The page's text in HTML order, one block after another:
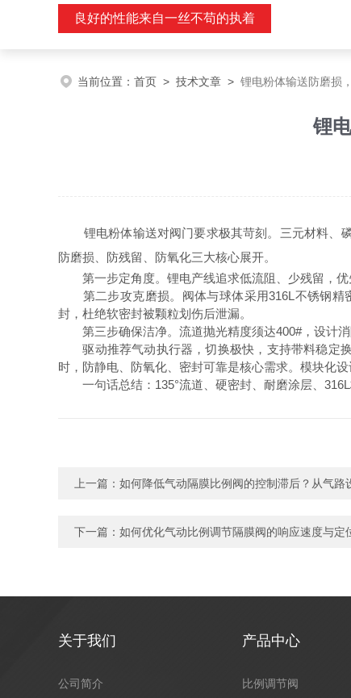
良好的性能来自一丝不苟的执着
当前位置： 首页 > 技术文章 > 锂电粉体输送防磨损
锂
锂电粉体输送对阀门要求极其苛刻。三元材料、
防磨损、防残留、防氧化三大核心展开。
第一步定角度。锂电产线追求低流阻、少残留，优
第二步攻克磨损。阀体与球体采用316L不锈钢精
封，杜绝软密封被颗粒划伤后泄漏。
第三步确保洁净。流道抛光精度须达400#，设计消
驱动推荐气动执行器，切换极快，支持带料稳定换
时，防静电、防氧化、密封可靠是核心需求。模块化
一句话总结：135°流道、硬密封、耐磨涂层、316L
上一篇： 如何降低气动隔膜比例阀的控制滞后？从气路
下一篇： 如何优化气动比例调节隔膜阀的响应速度与定
关于我们
公司简介
产品中心
比例调节阀